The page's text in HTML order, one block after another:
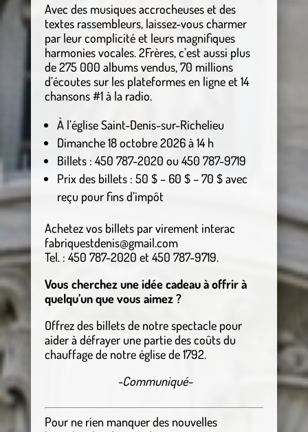
Avec des musiques accrocheuses et des
textes rassembleurs, laissez-vous charmer
par leur complicité et leurs magnifiques
harmonies vocales. 2Frères, c’est aussi plus
de 275 000 albums vendus, 70 millions
d’écoutes sur les plateformes en ligne et 14
chansons #1 à la radio.
À l’église Saint-Denis-sur-Richelieu
Dimanche 18 octobre 2026 à 14 h
Billets : 450 787-2020 ou 450 787-9719
Prix des billets : 50 $ – 60 $ – 70 $ avec
reçu pour fins d’impôt
Achetez vos billets par virement interac
fabriquestdenis@gmail.com
Tel. : 450 787-2020 et 450 787-9719.
Vous cherchez une idée cadeau à offrir à
quelqu’un que vous aimez ?
Offrez des billets de notre spectacle pour
aider à défrayer une partie des coûts du
chauffage de notre église de 1792.
-Communiqué-
Pour ne rien manquer des nouvelles